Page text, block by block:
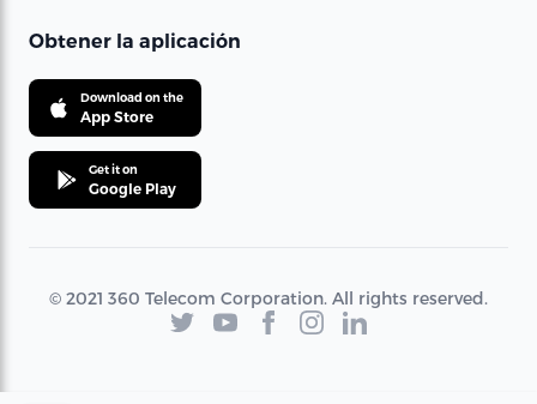
Obtener la aplicación
Download on the
App Store
Get it on
Google Play
© 2021 360 Telecom Corporation. All rights reserved.